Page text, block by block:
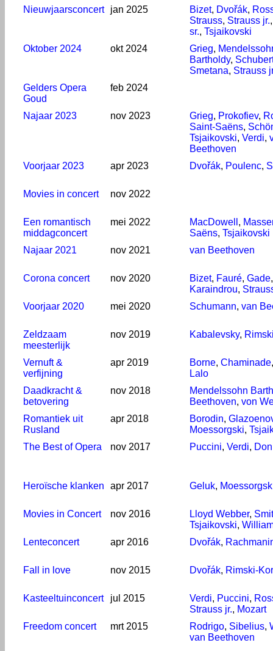
Nieuwjaarsconcert
jan 2025 Bizet, Dvořák,
Strauss, Strauss jr.
sr., Tsjaikovski
Oktober 2024
okt 2024 Grieg,
Bartholdy,
Smetana, Strauss
Gelders Opera
Goud
feb 2024
Najaar 2023 nov 2023 Grieg, Prokofiev,
Saint-Saëns,
Tsjaikovski, Verdi,
Beethoven
Voorjaar 2023
apr 2023 Dvořák, Poulenc,
Movies in concert nov 2022
Een romantisch
middagconcert
mei 2022 MacDowell ,
Saëns, Tsjaikovski
Najaar 2021
nov 2021 van Beethoven
Corona concert nov 2020 Bizet, Fauré, Gade,
Karaindrou,
Voorjaar 2020
mei 2020 Schumann, van
Zeldzaam
meesterlijk
nov 2019 Kabalevsky,
Vernuft &
verfijning
apr 2019 Borne, Chaminade
Lalo
Daadkracht &
betovering
nov 2018
Mendelssohn
Beethoven, von
Romantiek uit
Rusland
apr 2018 Borodin,
Moessorgski,
The Best of Opera
nov 2017 Puccini, Verdi,
Heroïsche klanken apr 2017 Geluk,
Movies in Concert nov 2016 Lloyd Webber,
Tsjaikovski,
Lenteconcert
apr 2016 Dvořák,
Fall in love nov 2015 Dvořák, Rimski-
Kasteeltuinconcert jul 2015 Verdi, Puccini,
Strauss jr., Mozart
Freedom concert
mrt 2015 Rodrigo, Sibelius,
van Beethoven